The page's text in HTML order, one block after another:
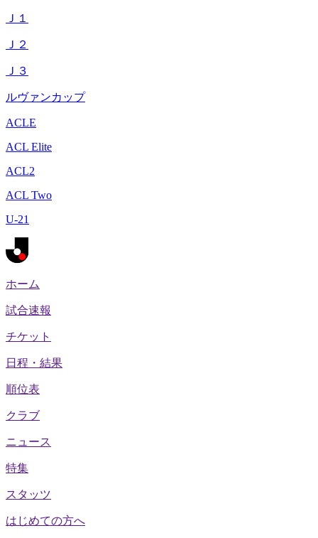
Ｊ１
Ｊ２
Ｊ３
ルヴァンカップ
ACLE
ACL Elite
ACL2
ACL Two
U-21
ホーム
試合速報
チケット
日程・結果
順位表
クラブ
ニュース
特集
スタッツ
はじめての方へ